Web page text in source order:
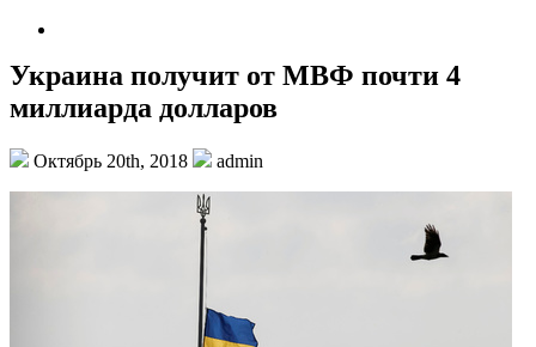
Украина получит от МВФ почти 4
миллиарда долларов
Октябрь 20th, 2018 admin